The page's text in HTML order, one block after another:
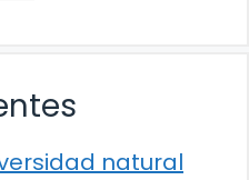
natural